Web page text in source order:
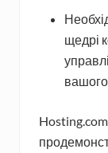
щедрі
вашого